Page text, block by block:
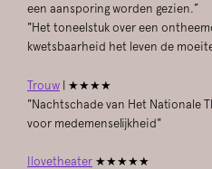
een aansporing worden gezien.”
"Het toneelstuk over een
kwetsbaarheid het leven de
Trouw | ★★★★
"Nachtschade van Het Nationale
voor medemenselijkheid"
Ilovetheater ★★★★★